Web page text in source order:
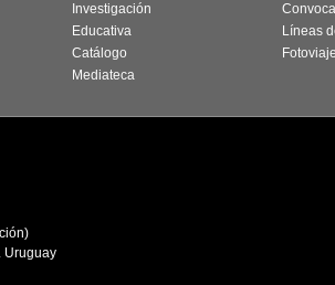
Investigación
Educativa
Catálogo
Mediateca
Líneas
Uruguay